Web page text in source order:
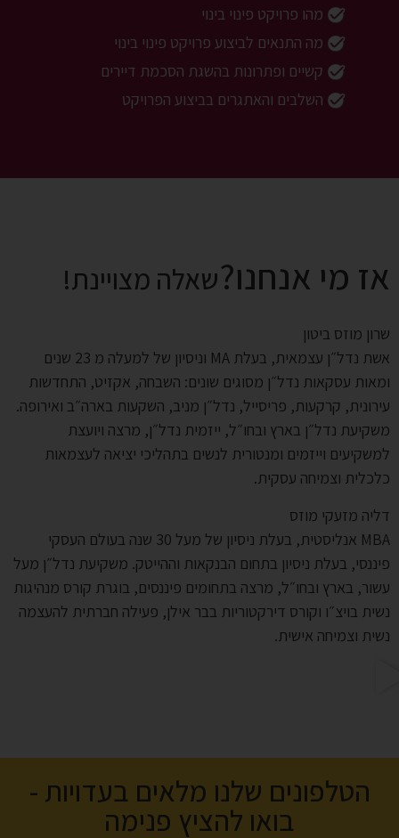
מהו פרויקט פינוי בינוי
מה התנאים לביצוע פרויקט פינוי בינוי
קשיים ופתרונות בהשגת הסכמת דיירים
השלבים והאתגרים בביצוע הפרויקט
אז מי אנחנו?שאלה מצויינת!
שרון מוזס ביטון
אשת נדל״ן עצמאית, בעלת MA וניסיון של למעלה מ 23 שנים
ומאות עסקאות נדל״ן מסוגים שונים: השבחה, אקזיט, התחדשות
עירונית, קרקעות, פריסייל, נדל״ן מניב, השקעות בארה״ב ואירופה.
משקיעת נדל״ן בארץ ובחו״ל, ייזמית נדל״ן, מרצה ויועצת
למשקיעים וייזמים ומנטורית לנשים בתהליכי יציאה לעצמאות
כלכלית וצמיחה עסקית.
דליה מזעקי מוזס
MBA אנליסטית, בעלת ניסיון של מעל 30 שנה בעולם העסקי
פיננסי, בעלת ניסיון בתחום הבנקאות וההייטק. משקיעת נדל״ן מעל
עשור, בארץ ובחו״ל, מרצה בתחומים פיננסים, בוגרת קורס מנהיגות
נשית בויצ״ו וקורס דירקטוריות בבר אילן, פעילה חברתית להעצמה
נשית וצמיחה אישית.
הטלפונים שלנו מלאים בעדויות -
בואו להציץ פנימה